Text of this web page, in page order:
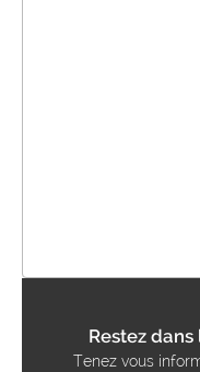
Restez
Tenez vous